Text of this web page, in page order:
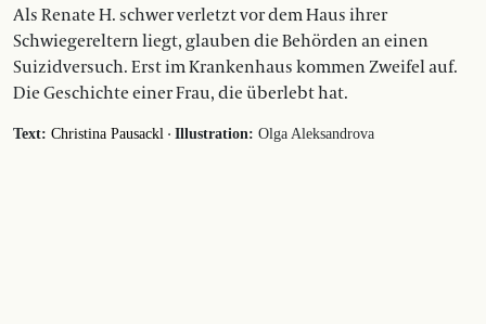
Als Renate H. schwer verletzt vor dem Haus ihrer
Schwiegereltern liegt, glauben die Behörden an einen
Suizidversuch. Erst im Krankenhaus kommen Zweifel auf.
Die Geschichte einer Frau, die überlebt hat.
Text: Christina Pausackl · Illustration: Olga Aleksandrova